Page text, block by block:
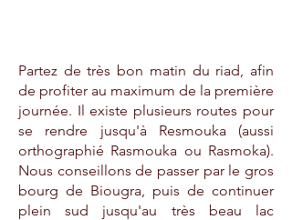
Partez de très bon matin du riad, afin
de profiter au maximum de la première
journée. Il existe plusieurs routes pour
se rendre jusqu'à Resmouka (aussi
orthographié Rasmouka ou Rasmoka).
Nous conseillons de passer par le gros
bourg de Biougra, puis de continuer
plein sud jusqu'au très beau lac